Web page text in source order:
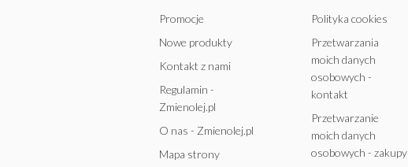
Promocje
Nowe produkty
Kontakt z nami
Regulamin -
Zmienolej.pl
O nas - Zmienolej.pl
Mapa strony
Polityka cookies
Przetwarzania
moich danych
osobowych -
kontakt
Przetwarzanie
moich danych
osobowych - zakupy